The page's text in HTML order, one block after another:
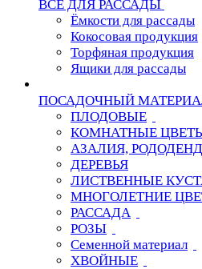
ВСЁ ДЛЯ РАССАДЫ
Ёмкости для рассады
Кокосовая продукция
Торфяная продукция
Ящики для рассады
ПОСАДОЧНЫЙ
ПЛОДОВЫЕ
КОМНАТНЫЕ
АЗАЛИЯ,
ДЕРЕВЬЯ
ЛИСТВЕННЫЕ
МНОГОЛЕТНИЕ
РАССАДА
РОЗЫ
Семенной материал
ХВОЙНЫЕ